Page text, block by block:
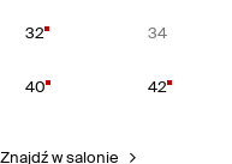
32 34
40 42
Znajdź w salonie